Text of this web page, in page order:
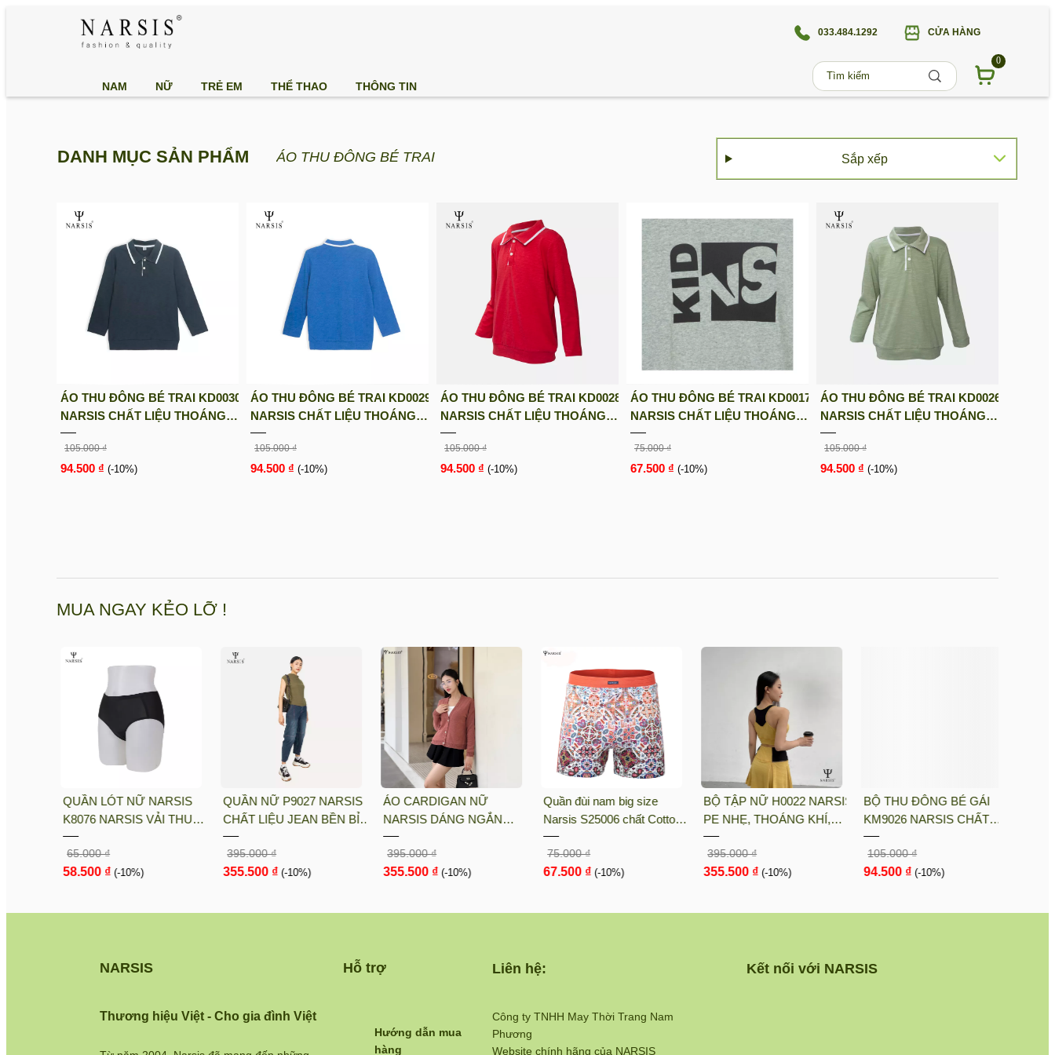
NAM NỮ TRẺ EM THỂ THAO THÔNG TIN
033.484.1292 CỬA HÀNG
0
ÁO THU ĐÔNG BÉ TRAI KD0030
NARSIS CHẤT LIỆU THOÁNG
MÁT, DỄ CHỊU, THOẢI MÁI CẢ
NGÀY, DỄ VẬN ĐỘNG
105.000 ₫
94.500 ₫ (-10%)
ÁO THU ĐÔNG BÉ TRAI KD0029
NARSIS CHẤT LIỆU THOÁNG
MÁT, DỄ CHỊU, THOẢI MÁI CẢ
NGÀY, DỄ VẬN ĐỘNG
105.000 ₫
94.500 ₫ (-10%)
ÁO THU ĐÔNG BÉ TRAI KD0028
NARSIS CHẤT LIỆU THOÁNG
MÁT, DỄ CHỊU, THOẢI MÁI CẢ
NGÀY, DỄ VẬN ĐỘNG
105.000 ₫
94.500 ₫ (-10%)
ÁO THU ĐÔNG BÉ TRAI KD0017
NARSIS CHẤT LIỆU THOÁNG
MÁT, DỄ CHỊU, THOẢI MÁI CẢ
NGÀY, DỄ VẬN ĐỘNG
75.000 ₫
67.500 ₫ (-10%)
ÁO THU ĐÔNG BÉ TRAI KD0026
NARSIS CHẤT LIỆU THOÁNG
MÁT, DỄ CHỊU, THOẢI MÁI CẢ
NGÀY, DỄ VẬN ĐỘNG
105.000 ₫
94.500 ₫ (-10%)
DANH MỤC SẢN PHẨM Sắp xếp
ÁO THU ĐÔNG BÉ TRAI
QUẦN LÓT NỮ NARSIS
K8076 NARSIS VẢI THUN
LẠNH THOÁNG MÁT, LÓT
COTTON THOẢI MÁI, GIỮ
DÁNG TỐT, THO...
65.000 ₫
58.500 ₫ (-10%)
QUẦN NỮ P9027 NARSIS
CHẤT LIỆU JEAN BỀN BỈ,
CÁ TÍNH, TRẺ TRUNG,
THỜI TRANG, TRẺ
TRUNG, THỜI TRANG
395.000 ₫
355.500 ₫ (-10%)
ÁO CARDIGAN NỮ
NARSIS DÁNG NGẮN
CHẤT LIỆU LEN MỀM MỊN
MÀU NÂU RUSTIC PHONG
CÁCH HÀN QUỐC L23030
395.000 ₫
355.500 ₫ (-10%)
Quần đùi nam big size
Narsis S25006 chất Cotton
Spandex màu Hoa văn đỏ,
thiết kế thoáng khí, phù hợp
mùa hè
75.000 ₫
67.500 ₫ (-10%)
BỘ TẬP NỮ H0022 NARSIS
PE NHẸ, THOÁNG KHÍ,
THẤM MỒ HÔI, CHẤT LIỆU
BỀN, CHỐNG NẮNG
395.000 ₫
355.500 ₫ (-10%)
BỘ THU ĐÔNG BÉ GÁI
KM9026 NARSIS CHẤT
LIỆU THOÁNG MÁT, DỄ
CHỊU, THOẢI MÁI CẢ
NGÀY, DỄ VẬN ĐỘNG
105.000 ₫
94.500 ₫ (-10%)
MUA NGAY KẺO LỠ !
Công ty TNHH May Thời Trang Nam
Phương
Website chính hãng của NARSIS
Hỗ trợ Kết nối với NARSIS
NARSIS Liên hệ:
Hướng dẫn mua
hàng
Thương hiệu Việt - Cho gia đình Việt